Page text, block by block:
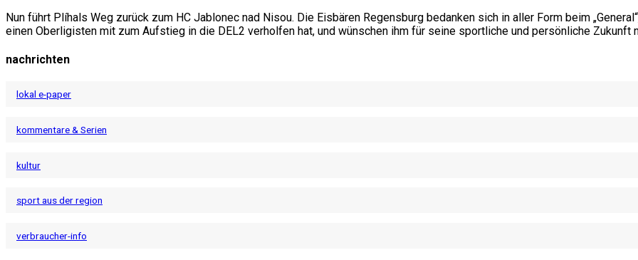
Nun führt Plíhals Weg zurück zum HC Jablonec nad Nisou. Die Eisbären Regensburg bedanken sich in aller Form beim
einen Oberligisten mit zum Aufstieg in die DEL2 verholfen hat, und wünschen ihm für seine sportliche und persönliche Zukunft
nachrichten
lokal e-paper
kommentare & Serien
kultur
sport aus der region
verbraucher-info